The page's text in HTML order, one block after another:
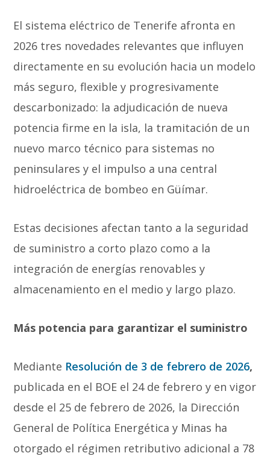
El sistema eléctrico de Tenerife afronta en
2026 tres novedades relevantes que influyen
directamente en su evolución hacia un modelo
más seguro, flexible y progresivamente
descarbonizado: la adjudicación de nueva
potencia firme en la isla, la tramitación de un
nuevo marco técnico para sistemas no
peninsulares y el impulso a una central
hidroeléctrica de bombeo en Güímar.
Estas decisiones afectan tanto a la seguridad
de suministro a corto plazo como a la
integración de energías renovables y
almacenamiento en el medio y largo plazo.
Más potencia para garantizar el suministro
Mediante Resolución de 3 de febrero de 2026,
publicada en el BOE el 24 de febrero y en vigor
desde el 25 de febrero de 2026, la Dirección
General de Política Energética y Minas ha
otorgado el régimen retributivo adicional a 78